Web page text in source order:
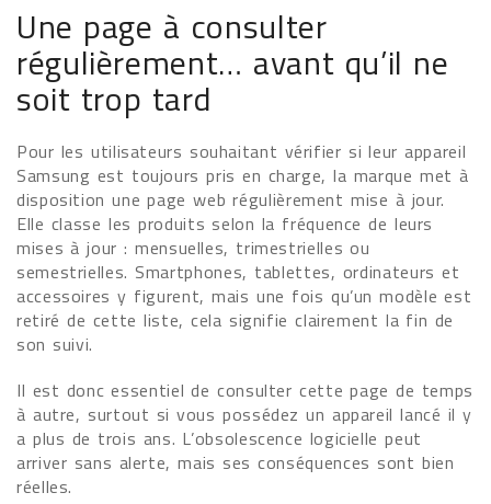
Une page à consulter
régulièrement… avant qu’il ne
soit trop tard
Pour les utilisateurs souhaitant vérifier si leur appareil
Samsung est toujours pris en charge, la marque met à
disposition une page web régulièrement mise à jour.
Elle classe les produits selon la fréquence de leurs
mises à jour : mensuelles, trimestrielles ou
semestrielles. Smartphones, tablettes, ordinateurs et
accessoires y figurent, mais une fois qu’un modèle est
retiré de cette liste, cela signifie clairement la fin de
son suivi.
Il est donc essentiel de consulter cette page de temps
à autre, surtout si vous possédez un appareil lancé il y
a plus de trois ans. L’obsolescence logicielle peut
arriver sans alerte, mais ses conséquences sont bien
réelles.